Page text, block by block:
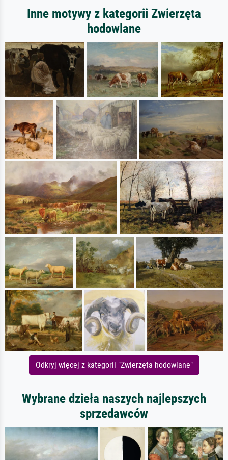
Inne motywy z kategorii Zwierzęta
hodowlane
Odkryj więcej z kategorii "Zwierzęta hodowlane"
Wybrane dzieła naszych najlepszych
sprzedawców